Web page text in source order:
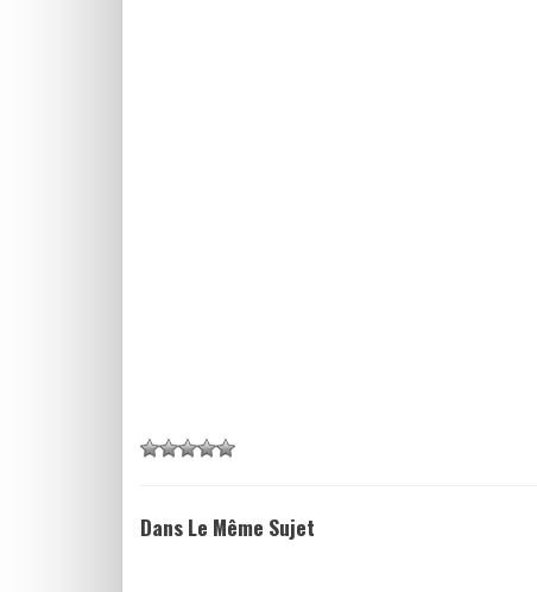
Dans Le Même Sujet